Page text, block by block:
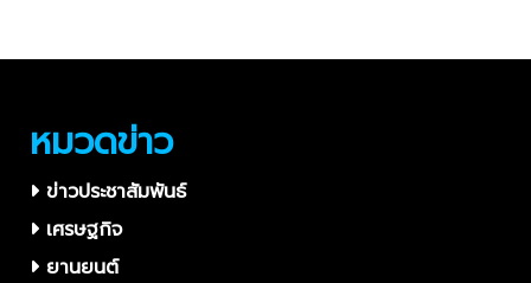
กว่าเดิม รุ่น ELITE Plus และ
บาท
ต่อวัน ตอกย้ำบริการระดับ
หมวดข่าว
ข่าวประชาสัมพันธ์
เศรษฐกิจ
ยานยนต์